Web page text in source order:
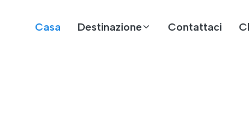
Casa Destinazione Contattaci